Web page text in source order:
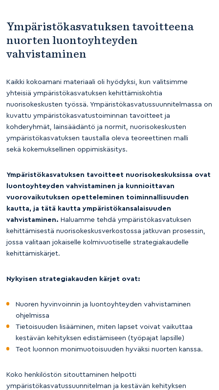
Ympäristökasvatuksen tavoitteena
nuorten luontoyhteyden
vahvistaminen
Kaikki kokoamani materiaali oli hyödyksi, kun valitsimme
yhteisiä ympäristökasvatuksen kehittämiskohtia
nuorisokeskusten työssä. Ympäristökasvatussuunnitelmassa on
kuvattu ympäristökasvatustoiminnan tavoitteet ja
kohderyhmät, lainsäädäntö ja normit, nuorisokeskusten
ympäristökasvatuksen taustalla oleva teoreettinen malli
sekä kokemuksellinen oppimiskäsitys.
Ympäristökasvatuksen tavoitteet nuorisokeskuksissa ovat
luontoyhteyden vahvistaminen ja kunnioittavan
vuorovaikutuksen opetteleminen toiminnallisuuden
kautta, ja tätä kautta ympäristökansalaisuuden
vahvistaminen. Haluamme tehdä ympäristökasvatuksen
kehittämisestä nuorisokeskusverkostossa jatkuvan prosessin,
jossa valitaan jokaiselle kolmivuotiselle strategiakaudelle
kehittämiskärjet.
Nykyisen strategiakauden kärjet ovat:
Nuoren hyvinvoinnin ja luontoyhteyden vahvistaminen
ohjelmissa
Tietoisuuden lisääminen, miten lapset voivat vaikuttaa
kestävän kehityksen edistämiseen (työpajat lapsille)
Teot luonnon monimuotoisuuden hyväksi nuorten kanssa.
Koko henkilöstön sitouttaminen helpotti
ympäristökasvatussuunnitelman ja kestävän kehityksen